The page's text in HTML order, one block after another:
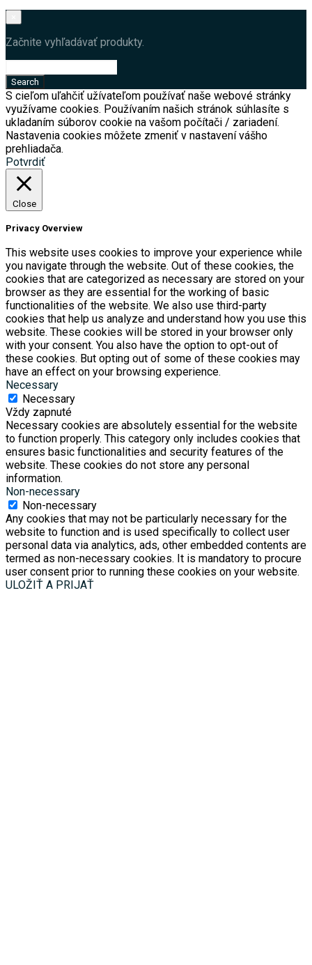
Začnite vyhľadávať produkty.
S cieľom uľahčiť užívateľom používať naše webové stránky
využívame cookies. Používaním našich stránok súhlasíte s
ukladaním súborov cookie na vašom počítači / zariadení.
Nastavenia cookies môžete zmeniť v nastavení vášho
prehliadača.
Potvrdiť
Close
Privacy Overview
This website uses cookies to improve your experience while
you navigate through the website. Out of these cookies, the
cookies that are categorized as necessary are stored on your
browser as they are essential for the working of basic
functionalities of the website. We also use third-party
cookies that help us analyze and understand how you use this
website. These cookies will be stored in your browser only
with your consent. You also have the option to opt-out of
these cookies. But opting out of some of these cookies may
have an effect on your browsing experience.
Necessary
Necessary
Vždy zapnuté
Necessary cookies are absolutely essential for the website
to function properly. This category only includes cookies that
ensures basic functionalities and security features of the
website. These cookies do not store any personal
information.
Non-necessary
Non-necessary
Any cookies that may not be particularly necessary for the
website to function and is used specifically to collect user
personal data via analytics, ads, other embedded contents are
termed as non-necessary cookies. It is mandatory to procure
user consent prior to running these cookies on your website.
ULOŽIŤ A PRIJAŤ